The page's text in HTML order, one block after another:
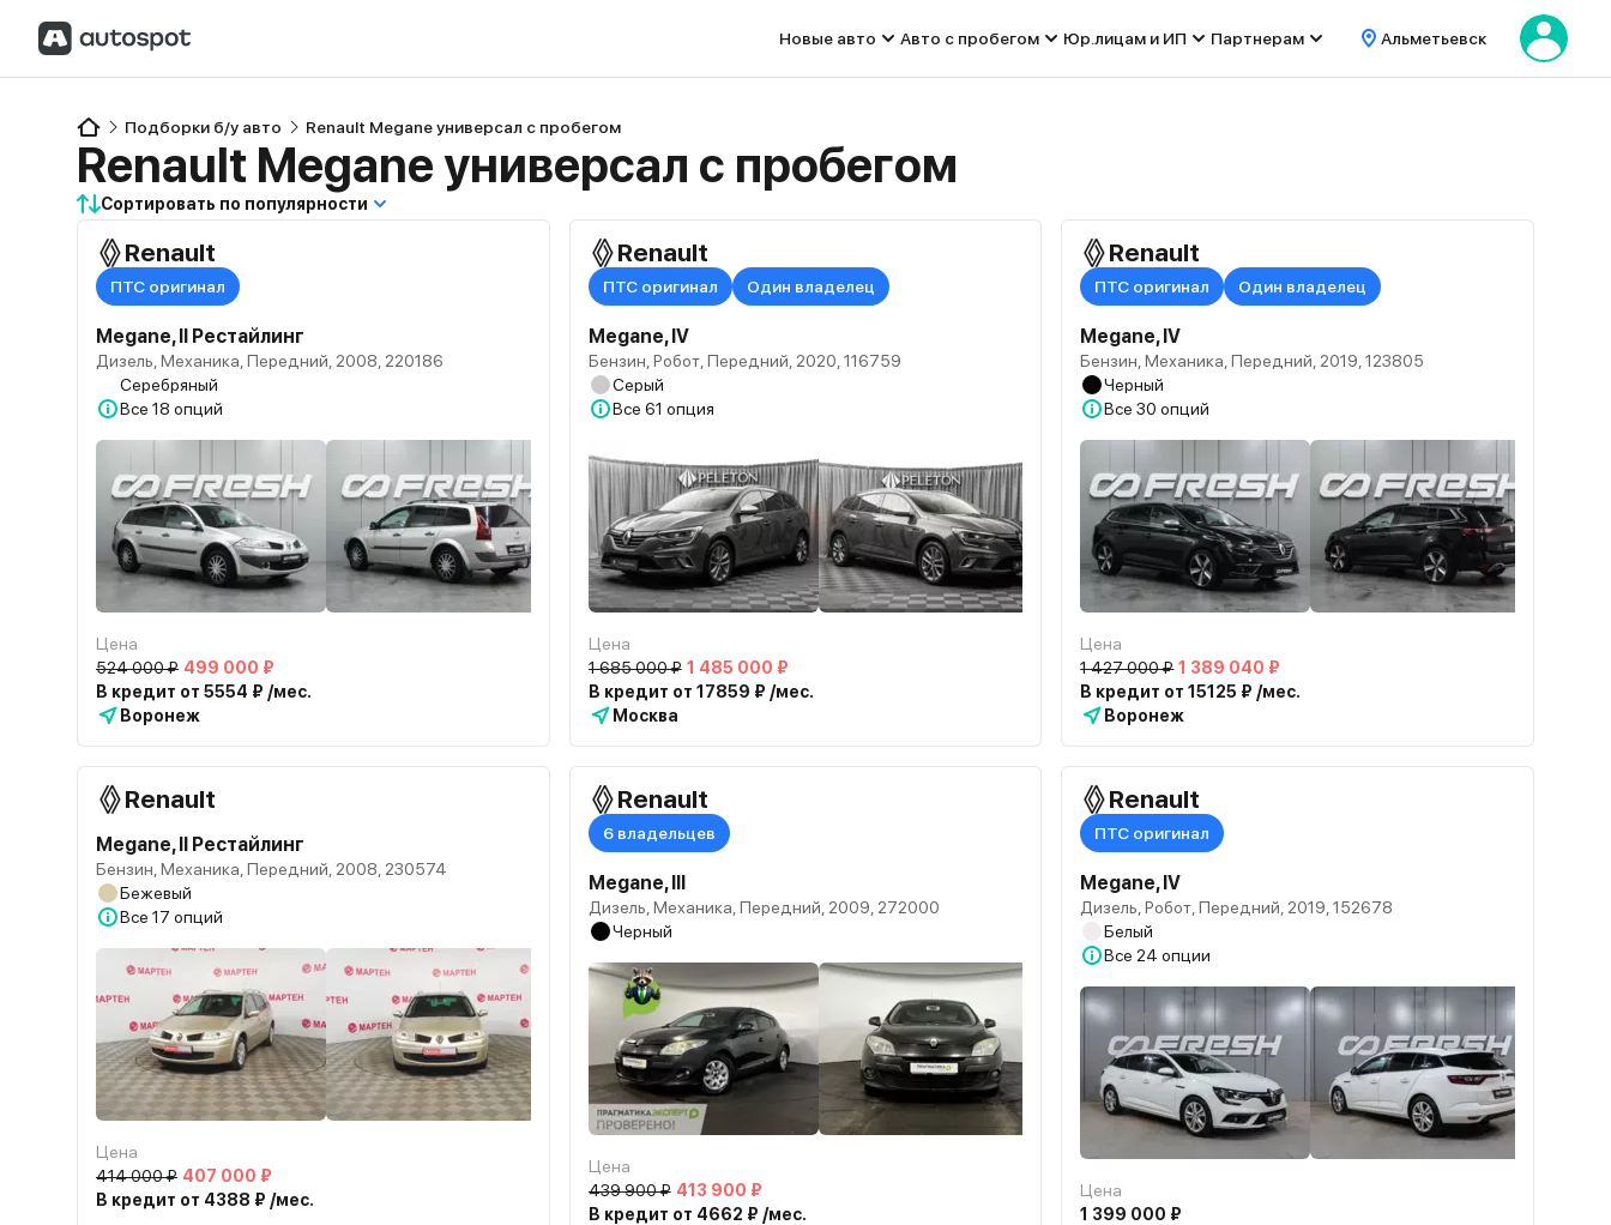
Новые авто Авто с пробегом Юр.лицам и ИП Партнерам Альметьевск
Подборки б/у авто Renault Megane универсал с пробегом
Renault Megane универсал с пробегом
Сортировать по популярности
Renault
ПТС оригинал
Megane, II Рестайлинг
Дизель, Механика, Передний, 2008, 220186
Серебряный
Все 18 опций
Цена
524 000 ₽ 499 000 ₽
В кредит от 5554 ₽ /мес.
Воронеж
Renault
ПТС оригинал Один владелец
Megane, IV
Бензин, Робот, Передний, 2020, 116759
Серый
Все 61 опция
Цена
1 685 000 ₽ 1 485 000 ₽
В кредит от 17859 ₽ /мес.
Москва
Renault
ПТС оригинал Один владелец
Megane, IV
Бензин, Механика, Передний, 2019, 123805
Черный
Все30 опций
Цена
1 427 000 ₽ 1 389 040 ₽
В кредит от 15125 ₽ /мес.
Воронеж
Renault
Megane, II Рестайлинг
Бензин, Механика, Передний, 2008, 230574
Бежевый
Все 17 опций
Цена
414 000 ₽ 407 000 ₽
В кредит от 4388 ₽ /мес.
Renault
6 владельцев
Megane, III
Дизель, Механика, Передний, 2009, 272000
Черный
Цена
439 900 ₽ 413 900 ₽
В кредит от 4662 ₽ /мес.
Renault
ПТС оригинал
Megane, IV
Дизель, Робот, Передний, 2019, 152678
Белый
Все 24 опции
Цена
1 399 000 ₽